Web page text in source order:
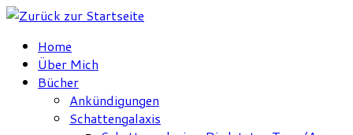
Zum
springenHome
Über Mich
Bücher
Ankündigungen
Schattengalaxis